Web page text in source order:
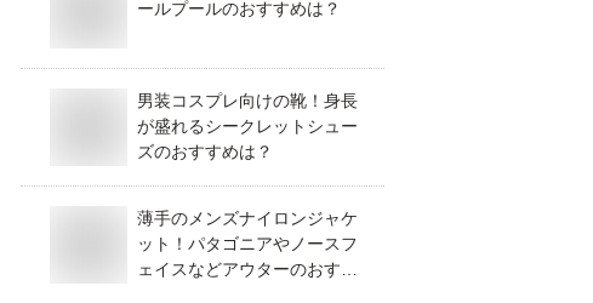
ールプールのおすすめは？
男装コスプレ向けの靴！身長
が盛れるシークレットシュー
ズのおすすめは？
薄手のメンズナイロンジャケ
ット！パタゴニアやノースフ
ェイスなどアウターのおすす